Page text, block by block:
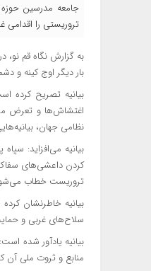
جامعه مدرسین حوزه
تروریستی را اقدامی
به گزارش نگاه قم نو،
بار دیگر اوج کینه و
بیانیه تصریح کرده
اغتشاش‌ها و تعرض
نظامی جهان،
بیانیه می‌افزاید:
کردن داعشی‌های سفاک،
تروریست خطاب
بیانیه خاطرنشان
سلاح‌های غربی و
بیانیه یادآور شده
منابع و ثروت ملی آن